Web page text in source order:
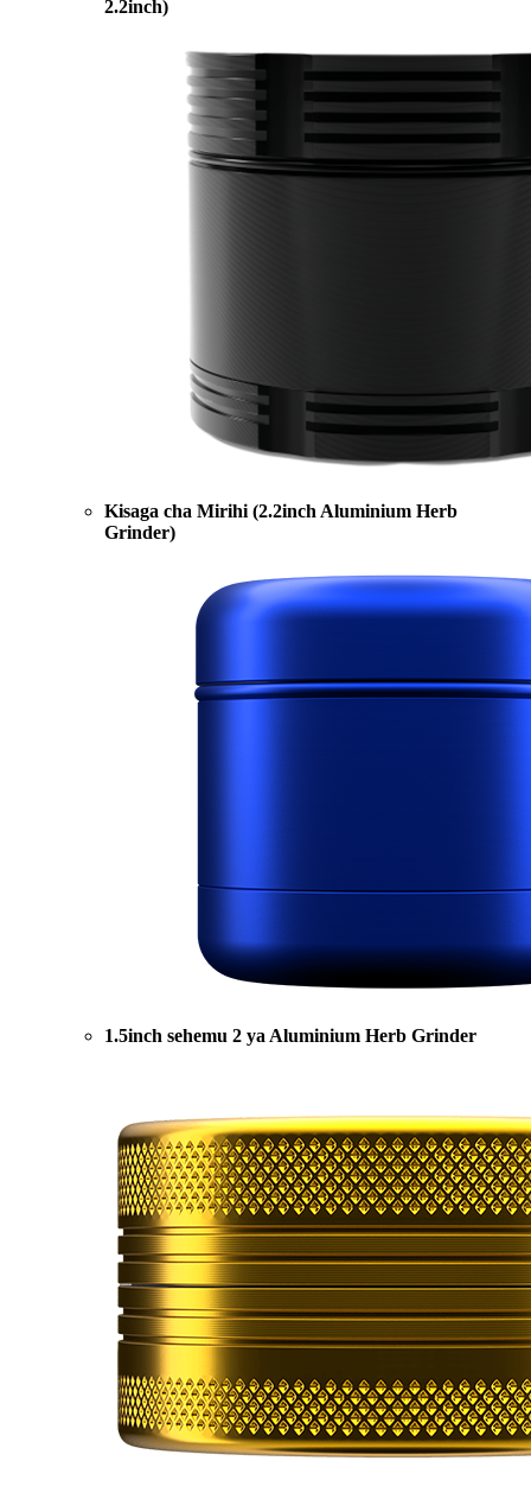
2.2inch)
Kisaga cha Mirihi (2.2inch Aluminium Herb
Grinder)
1.5inch sehemu 2 ya Aluminium Herb Grinder